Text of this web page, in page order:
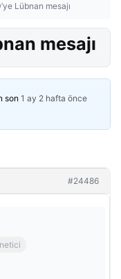
Lübnan mesajı
mesajı
son 1 ay 2 hafta önce
#24486